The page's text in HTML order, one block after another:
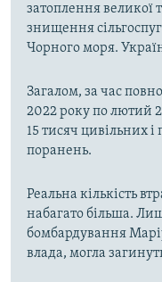
затоплення великої
знищення
Чорного моря.
Загалом, за час
2022 року по лютий
15 тисяч цивільних
поранень.
Реальна кількість
набагато більша.
бомбардування
влада, могла